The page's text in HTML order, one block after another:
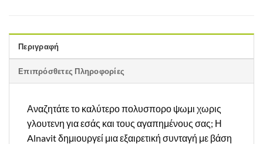
Περιγραφή
Επιπρόσθετες Πληροφορίες
Αναζητάτε το καλύτερο πολυσπορο ψωμι χωρις
γλουτενη για εσάς και τους αγαπημένους σας; Η
Alnavit δημιουργεί μια εξαιρετική συνταγή με βάση